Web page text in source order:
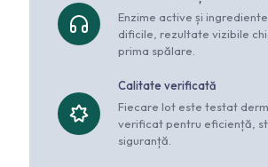
Enzime active și
dificile, rezultate vizibile
prima spălare.
Calitate verificată
Fiecare lot este testat
verificat pentru eficiență,
siguranță.